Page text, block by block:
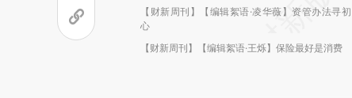
【财新周刊】【编辑絮语·凌华薇】资管办法寻初
心
【财新周刊】【编辑絮语·王烁】保险最好是消费